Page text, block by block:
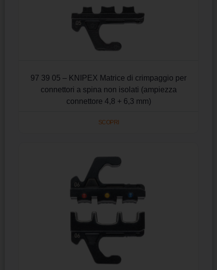
97 39 05 – KNIPEX Matrice di crimpaggio per
connettori a spina non isolati (ampiezza
connettore 4,8 + 6,3 mm)
SCOPRI